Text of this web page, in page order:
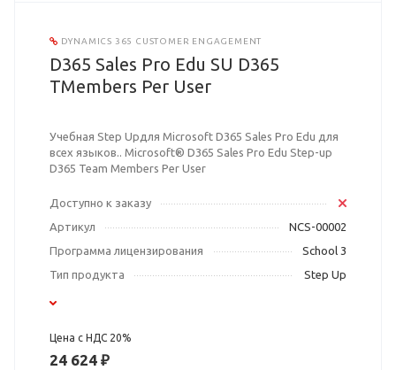
DYNAMICS 365 CUSTOMER ENGAGEMENT
D365 Sales Pro Edu SU D365
TMembers Per User
Учебная Step Upдля Microsoft D365 Sales Pro Edu для
всех языков.. Microsoft® D365 Sales Pro Edu Step-up
D365 Team Members Per User
Доступно к заказу
Артикул
NCS-00002
Программа лицензирования
School 3
Тип продукта
Step Up
Цена с НДС 20%
24 624 ₽